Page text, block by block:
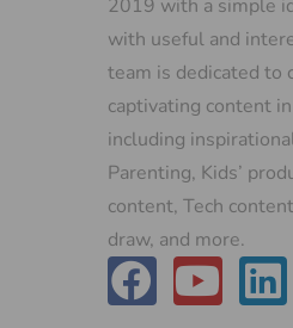
2019 with a simple
with useful and
team is dedicated to
captivating content
including
Parenting, Kids’
content, Tech
draw, and more.